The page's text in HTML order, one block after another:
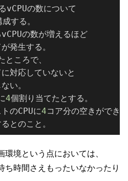
vCPUの数について
する。
の数が増えるほど
発生する。
ところで、
対応していないと
い。
4個割り当てたとする。
のCPUに4コア分の空きができ
環境という点においては、
ち時間さえもったいなかったり